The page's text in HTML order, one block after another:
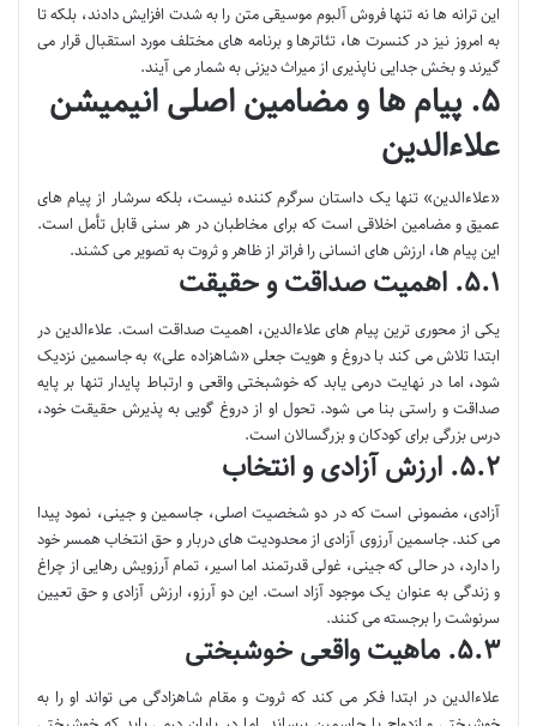
این ترانه ها نه تنها فروش آلبوم موسیقی متن را به شدت افزایش دادند، بلکه تا
به امروز نیز در کنسرت ها، تئاترها و برنامه های مختلف مورد استقبال قرار می
گیرند و بخش جدایی ناپذیری از میراث دیزنی به شمار می آیند.
۵. پیام ها و مضامین اصلی انیمیشن
علاءالدین
«علاءالدین» تنها یک داستان سرگرم کننده نیست، بلکه سرشار از پیام های
عمیق و مضامین اخلاقی است که برای مخاطبان در هر سنی قابل تأمل است.
این پیام ها، ارزش های انسانی را فراتر از ظاهر و ثروت به تصویر می کشند.
۵.۱. اهمیت صداقت و حقیقت
یکی از محوری ترین پیام های علاءالدین، اهمیت صداقت است. علاءالدین در
ابتدا تلاش می کند با دروغ و هویت جعلی «شاهزاده علی» به جاسمین نزدیک
شود، اما در نهایت درمی یابد که خوشبختی واقعی و ارتباط پایدار تنها بر پایه
صداقت و راستی بنا می شود. تحول او از دروغ گویی به پذیرش حقیقت خود،
درس بزرگی برای کودکان و بزرگسالان است.
۵.۲. ارزش آزادی و انتخاب
آزادی، مضمونی است که در دو شخصیت اصلی، جاسمین و جینی، نمود پیدا
می کند. جاسمین آرزوی آزادی از محدودیت های دربار و حق انتخاب همسر خود
را دارد، در حالی که جینی، غولی قدرتمند اما اسیر، تمام آرزویش رهایی از چراغ
و زندگی به عنوان یک موجود آزاد است. این دو آرزو، ارزش آزادی و حق تعیین
سرنوشت را برجسته می کنند.
۵.۳. ماهیت واقعی خوشبختی
علاءالدین در ابتدا فکر می کند که ثروت و مقام شاهزادگی می تواند او را به